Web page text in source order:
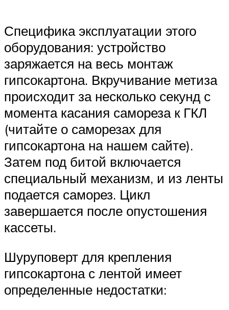
Специфика эксплуатации этого
оборудования: устройство
заряжается на весь монтаж
гипсокартона. Вкручивание метиза
происходит за несколько секунд с
момента касания самореза к ГКЛ
(читайте о саморезах для
гипсокартона на нашем сайте).
Затем под битой включается
специальный механизм, и из ленты
подается саморез. Цикл
завершается после опустошения
кассеты.
Шуруповерт для крепления
гипсокартона с лентой имеет
определенные недостатки: